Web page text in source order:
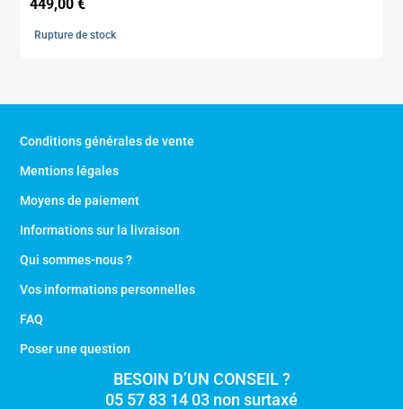
449,00€
Rupture de stock
Conditions générales de vente
Mentions légales
Moyens de paiement
Informations sur la livraison
Qui sommes-nous ?
Vos informations personnelles
FAQ
Poser une question
BESOIN D’UN CONSEIL ?
05 57 83 14 03 non surtaxé